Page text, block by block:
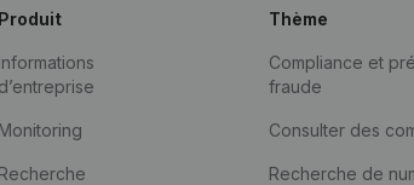
Produit
Informations
d’entreprise
Monitoring
Recherche
Thème
Compliance et
fraude
Consulter des
Recherche de